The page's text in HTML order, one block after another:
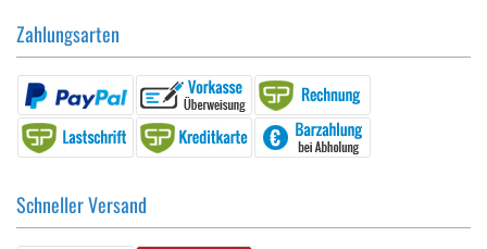
Zahlungsarten
Schneller Versand